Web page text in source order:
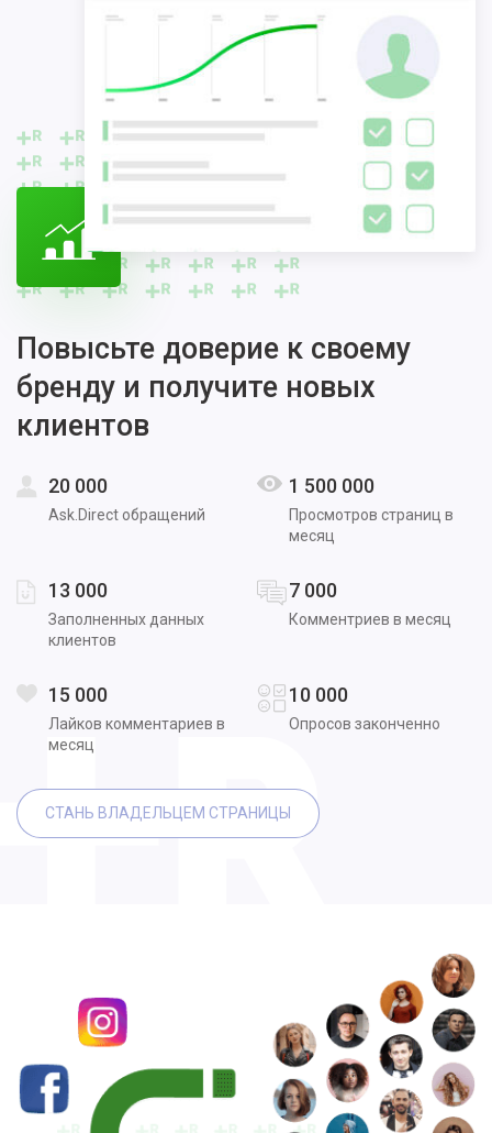
Повысьте доверие к своему
бренду и получите новых
клиентов
20 000
Ask.Direct обращений
1 500 000
Просмотров страниц в
месяц
13 000
Заполненных данных
клиентов
7 000
Комментриев в месяц
15 000
Лайков комментариев в
месяц
10 000
Опросов законченно
СТАНЬ ВЛАДЕЛЬЦЕМ СТРАНИЦЫ